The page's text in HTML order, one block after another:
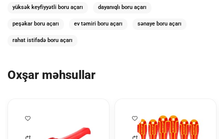
yüksək keyfiyyətli boru açarı dayanıqlı boru açarı
peşəkar boru açarı ev təmiri boru açarı sənaye boru açarı
rahat istifadə boru açarı
Oxşar məhsullar